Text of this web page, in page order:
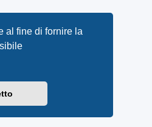
al fine di fornire la